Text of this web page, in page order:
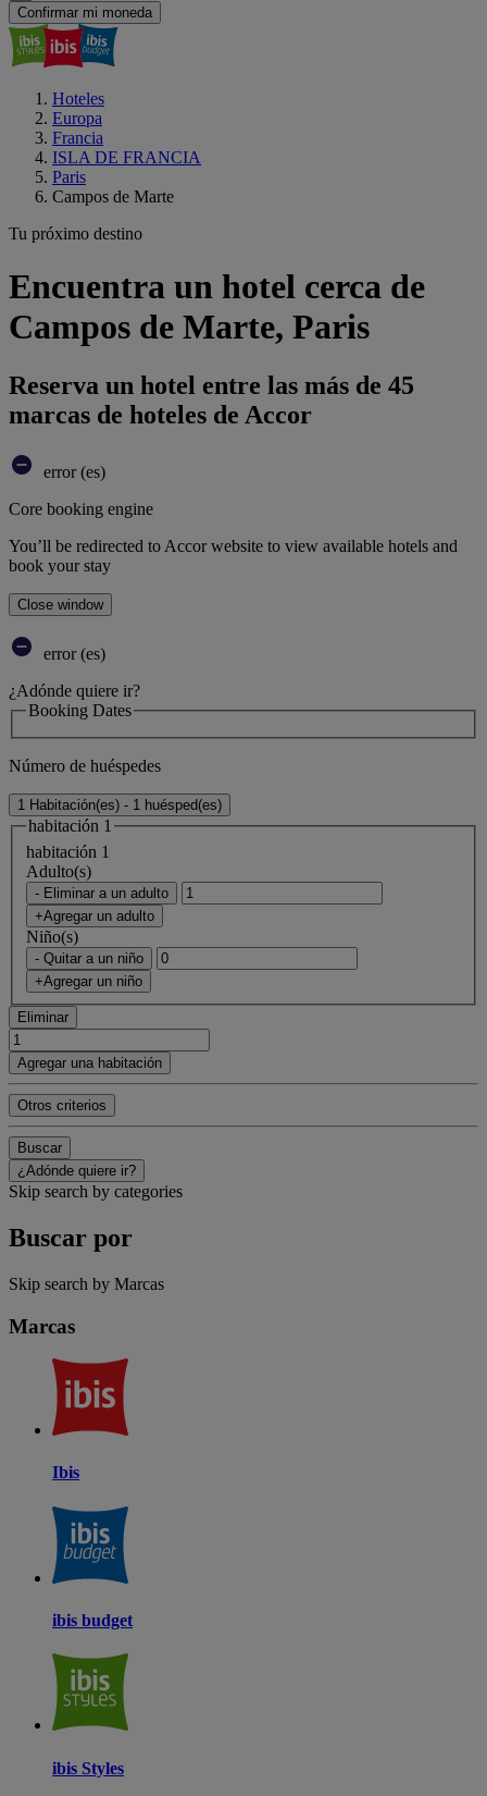
Confirmar mi moneda
Hoteles
Europa
Francia
ISLA DE FRANCIA
Paris
Campos de Marte
Tu próximo destino
Encuentra un hotel cerca de
Campos de Marte, Paris
Reserva un hotel entre las más de 45
marcas de hoteles de Accor
error (es)
Core booking engine
You’ll be redirected to Accor website to view available hotels and
book your stay
Close window
error (es)
¿Adónde quiere ir?
Booking Dates
Número de huéspedes
1 Habitación(es) - 1 huésped(es)
habitación 1
habitación 1
Adulto(s)
- Eliminar a un adulto
+Agregar un adulto
Niño(s)
- Quitar a un niño
+Agregar un niño
Eliminar
Agregar una habitación
Otros criterios
Buscar
¿Adónde quiere ir?
Skip search by categories
Buscar por
Skip search by Marcas
Marcas
Ibis
ibis budget
ibis Styles